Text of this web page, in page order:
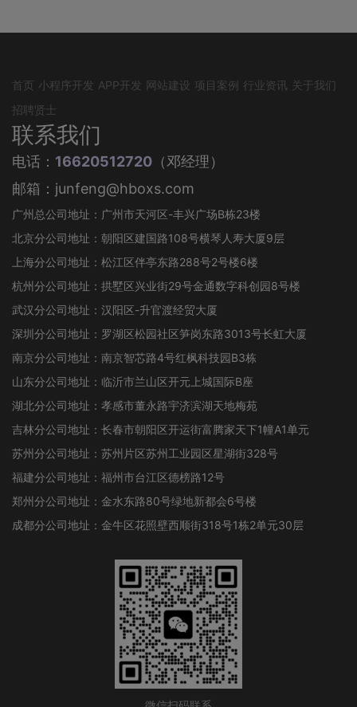
首页 小程序开发 APP开发 网站建设 项目案例 行业资讯 关于我们
招聘贤士
联系我们
电话： 16620512720 （邓经理）
邮箱：junfeng@hboxs.com
广州总公司地址：广州市天河区-丰兴广场B栋23楼
北京分公司地址：朝阳区建国路108号横琴人寿大厦9层
上海分公司地址：松江区伴亭东路288号2号楼6楼
杭州分公司地址：拱墅区兴业街29号金通数字科创园8号楼
武汉分公司地址：汉阳区-升官渡经贸大厦
深圳分公司地址：罗湖区松园社区笋岗东路3013号长虹大厦
南京分公司地址：南京智芯路4号红枫科技园B3栋
山东分公司地址：临沂市兰山区开元上城国际B座
湖北分公司地址：孝感市董永路宇济滨湖天地梅苑
吉林分公司地址：长春市朝阳区开运街富腾家天下1幢A1单元
苏州分公司地址：苏州片区苏州工业园区星湖街328号
福建分公司地址：福州市台江区德榜路12号
郑州分公司地址：金水东路80号绿地新都会6号楼
成都分公司地址：金牛区花照壁西顺街318号1栋2单元30层